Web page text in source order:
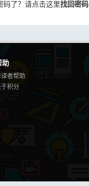
码了？请点击这里找回密码
助
者帮助
积分